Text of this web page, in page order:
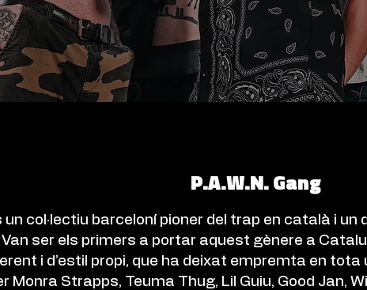
P.A.W.N. Gang
un col·lectiu barceloní pioner del trap en català i
ser els primers a portar aquest gènere a
i d’estil propi, que ha deixat empremta en tota
Monra Strapps, Teuma Thug, Lil Guiu, Good Jan,